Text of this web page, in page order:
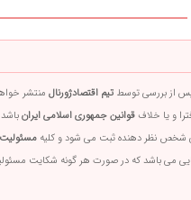
از بررسی توسط تیم اقتصادژورنال منتشر
و یا خلاف قوانین جمهوری اسلامی ایران
شخص نظر دهنده ثبت می شود و کلیه
می باشد که در صورت هر گونه شکایت